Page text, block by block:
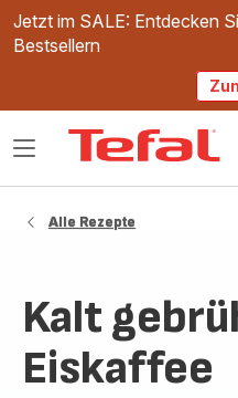
Jetzt im SALE: Entdecken
Bestsellern
Das
Alle Rezepte
Kalt
Eiskaffee